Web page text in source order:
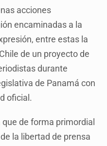
acciones
encaminadas a la
entre estas la
de un proyecto de
durante
de Panamá con
oficial.
de forma primordial
la libertad de prensa